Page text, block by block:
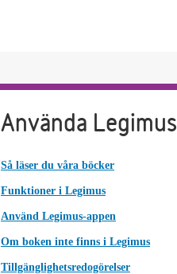
Använda Legimus
Så läser du våra böcker
Funktioner i Legimus
Använd Legimus-appen
Om boken inte finns i Legimus
Tillgänglighetsredogörelser